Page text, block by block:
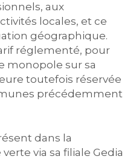
aux
locales, et ce
géographique.
réglementé, pour
monopole sur sa
toutefois réservée
précédemment
dans la
via sa filiale Gedia